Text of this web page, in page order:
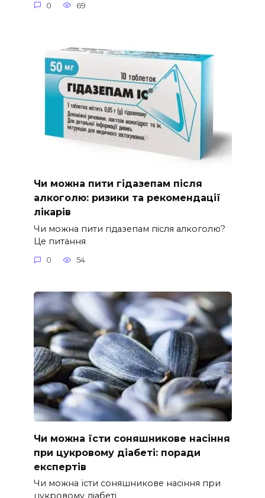
0 69
Чи можна пити гідазепам після
алкоголю: ризики та рекомендації
лікарів
Чи можна пити гідазепам після алкоголю?
Це питання
0 54
Чи можна їсти соняшникове насіння
при цукровому діабеті: поради
експертів
Чи можна їсти соняшникове насіння при